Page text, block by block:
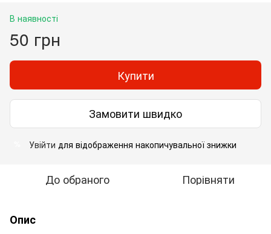
В наявності
50 грн
Купити
Замовити швидко
Увійти для відображення накопичувальної знижки
До обраного Порівняти
Опис